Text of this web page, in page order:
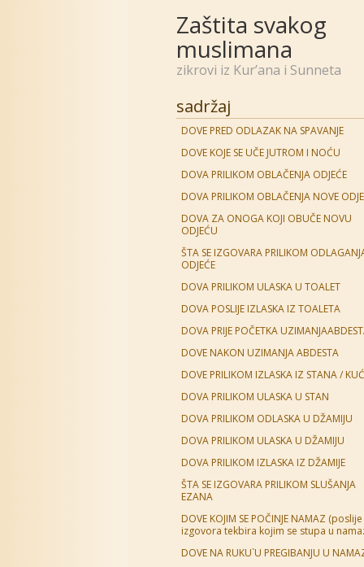
Zaštita svakog
muslimana
zikrovi iz Kur’ana i Sunneta
sadržaj
DOVE PRED ODLAZAK NA SPAVANJE
DOVE KOJE SE UČE JUTROM I NOĆU
DOVA PRILIKOM OBLAČENJA ODJEĆE
DOVA PRILIKOM OBLAČENJA NOVE
DOVA ZA ONOGA KOJI OBUČE NOVU
ODJEĆU
ŠTA SE IZGOVARA PRILIKOM
ODJEĆE
DOVA PRILIKOM ULASKA U TOALET
DOVA POSLIJE IZLASKA IZ TOALETA
DOVA PRIJE POČETKA
DOVE NAKON UZIMANJA ABDESTA
DOVE PRILIKOM IZLASKA IZ STANA /
DOVA PRILIKOM ULASKA U STAN
DOVA PRILIKOM ODLASKA U DŽAMIJU
DOVA PRILIKOM ULASKA U DŽAMIJU
DOVA PRILIKOM IZLASKA IZ DŽAMIJE
ŠTA SE IZGOVARA PRILIKOM SLUŠANJA
EZANA
DOVE KOJIM SE POČINJE NAMAZ (poslije
izgovora tekbira kojim se stupa u
DOVE NA RUKU`U PREGIBANJU U